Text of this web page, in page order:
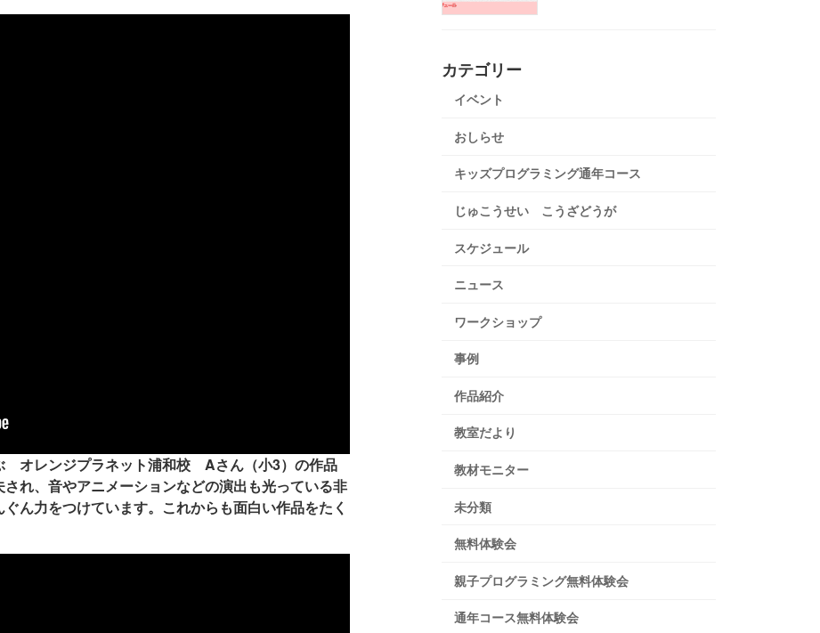
オレンジプラネット浦和校 Aさん（小3）の作品
れ、音やアニメーションなどの演出も光っている非
ん力をつけています。これからも面白い作品をたく
カテゴリー
イベント
おしらせ
キッズプログラミング通年コース
じゅこうせい こうざどうが
スケジュール
ニュース
ワークショップ
事例
作品紹介
教室だより
教材モニター
未分類
無料体験会
親子プログラミング無料体験会
通年コース無料体験会